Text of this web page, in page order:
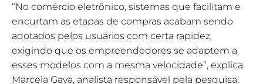
“No comércio eletrônico, sistemas que facilitam e
encurtam as etapas de compras acabam sendo
adotados pelos usuários com certa rapidez,
exigindo que os empreendedores se adaptem a
esses modelos com a mesma velocidade”, explica
Marcela Gava, analista responsável pela pesquisa.